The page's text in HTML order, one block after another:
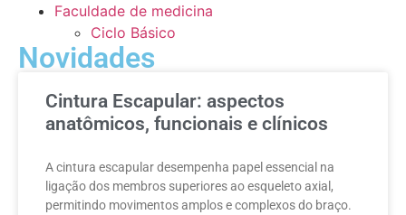
Faculdade de medicina
Ciclo Básico
Novidades
Cintura Escapular: aspectos
anatômicos, funcionais e clínicos
A cintura escapular desempenha papel essencial na
ligação dos membros superiores ao esqueleto axial,
permitindo movimentos amplos e complexos do braço.